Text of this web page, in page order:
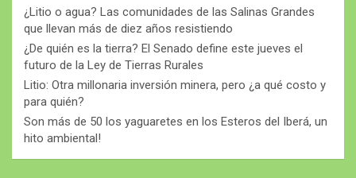
¿Litio o agua? Las comunidades de las Salinas Grandes
que llevan más de diez años resistiendo
¿De quién es la tierra? El Senado define este jueves el
futuro de la Ley de Tierras Rurales
Litio: Otra millonaria inversión minera, pero ¿a qué costo y
para quién?
Son más de 50 los yaguaretes en los Esteros del Iberá, un
hito ambiental!